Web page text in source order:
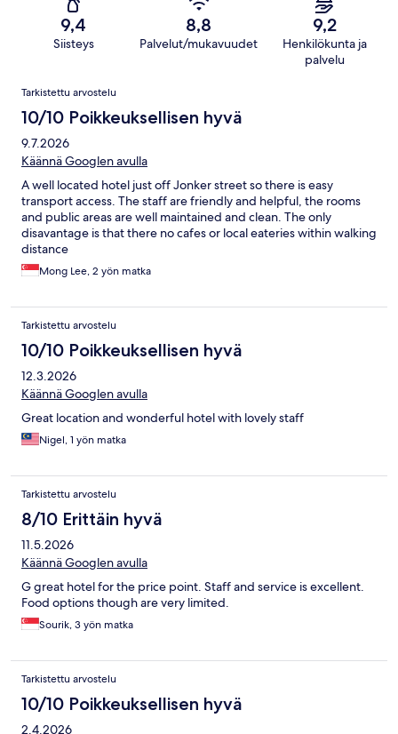
9,4
Siisteys
8,8
Palvelut/mukavuudet
9,2
Henkilökunta ja
palvelu
Arvostelut
Tarkistettu arvostelu
10/10 Poikkeuksellisen hyvä
9.7.2026
Käännä Googlen avulla
A well located hotel just off Jonker street so there is easy
transport access. The staff are friendly and helpful, the rooms
and public areas are well maintained and clean. The only
disavantage is that there no cafes or local eateries within walking
distance
Mong Lee, 2 yön matka
Tarkistettu arvostelu
10/10 Poikkeuksellisen hyvä
12.3.2026
Käännä Googlen avulla
Great location and wonderful hotel with lovely staff
Nigel, 1 yön matka
Tarkistettu arvostelu
8/10 Erittäin hyvä
11.5.2026
Käännä Googlen avulla
G great hotel for the price point. Staff and service is excellent.
Food options though are very limited.
Sourik, 3 yön matka
Tarkistettu arvostelu
10/10 Poikkeuksellisen hyvä
2.4.2026